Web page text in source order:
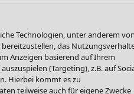
Technologien, unter anderem von
das
Anzeigen basierend auf Ihrem
(Targeting), z.B. auf
Hierbei kommt es zu
teilweise auch für eigene Zwecke